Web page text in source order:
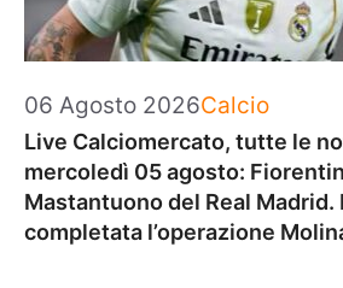
06 Agosto 2026Categorie
Calcio
Live Calciomercato, tutte le
mercoledì 05 agosto:
Mastantuono del Real Madrid.
completata l’operazione